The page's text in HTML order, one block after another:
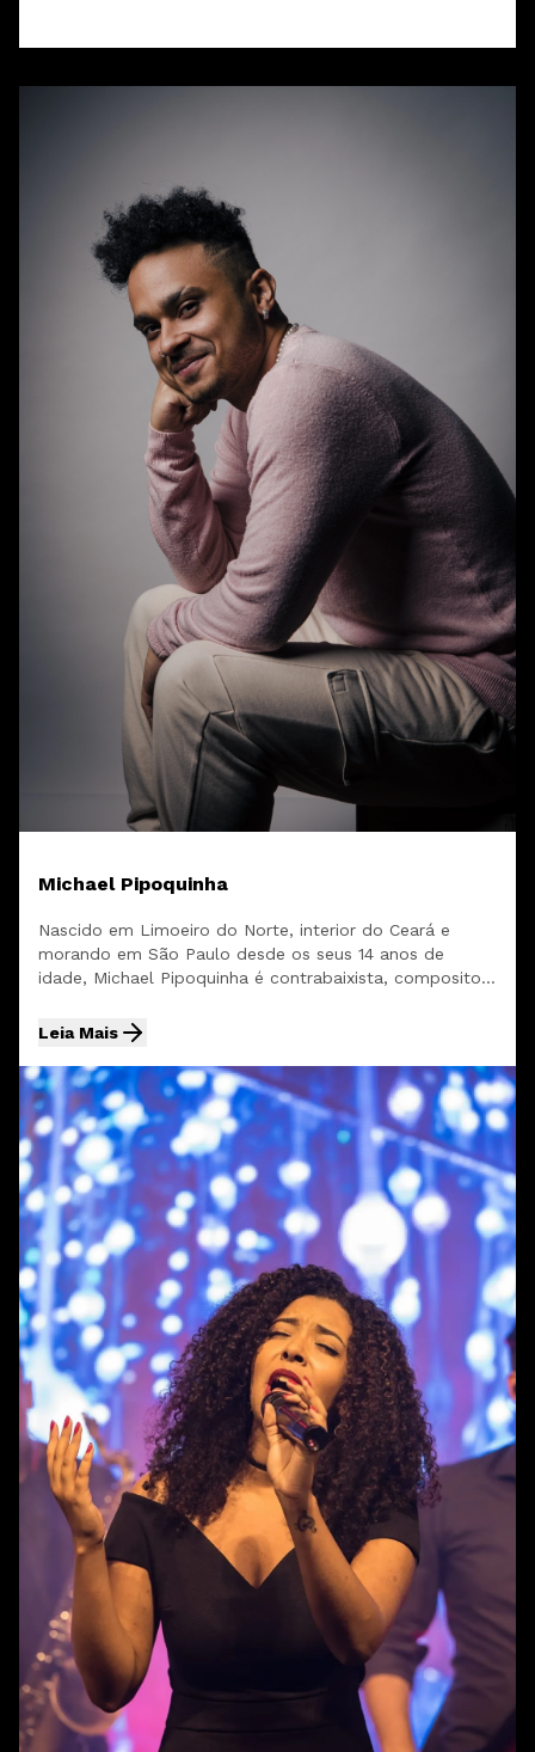
Michael Pipoquinha
Nascido em Limoeiro do Norte, interior do Ceará e
morando em São Paulo desde os seus 14 anos de
idade, Michael Pipoquinha é contrabaixista, compositor
Leia Mais